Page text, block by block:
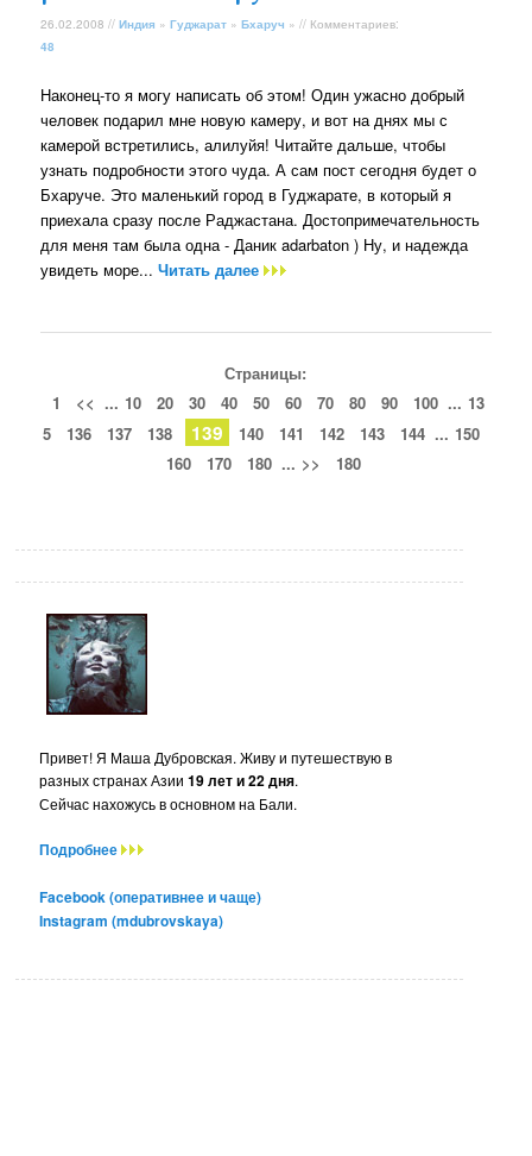
26.02.2008 //Индия »Гуджарат »Бхаруч » // Комментариев:
48
Наконец-то я могу написать об этом! Один ужасно добрый
человек подарил мне новую камеру, и вот на днях мы с
камерой встретились, алилуйя! Читайте дальше, чтобы
узнать подробности этого чуда. А сам пост сегодня будет о
Бхаруче. Это маленький город в Гуджарате, в который я
приехала сразу после Раджастана. Достопримечательность
для меня там была одна - Даник adarbaton ) Ну, и надежда
увидеть море...Читать далее
Страницы:
1
<< ... 10 20 30 40 50 60 70 80 90 100 ... 13
5
136 137 138 139 140 141 142 143 144 ... 150
160
170 180 ... >> 180
Привет! Я Маша Дубровская. Живу и путешествую в
разных странах Азии19 лет и 22 дня.
Сейчас нахожусь в основном на Бали.
Подробнее
Facebook (оперативнее и чаще)
Instagram (mdubrovskaya)